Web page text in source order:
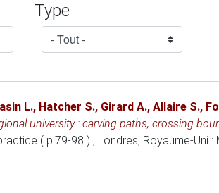
Type
L., Hatcher S., Girard A., Allaire S.,
university : carving paths, crossing
( p.79-98 ) , Londres, Royaume-Uni :